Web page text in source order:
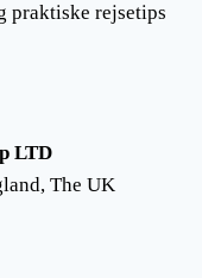
praktiske rejsetips
LTD
The UK